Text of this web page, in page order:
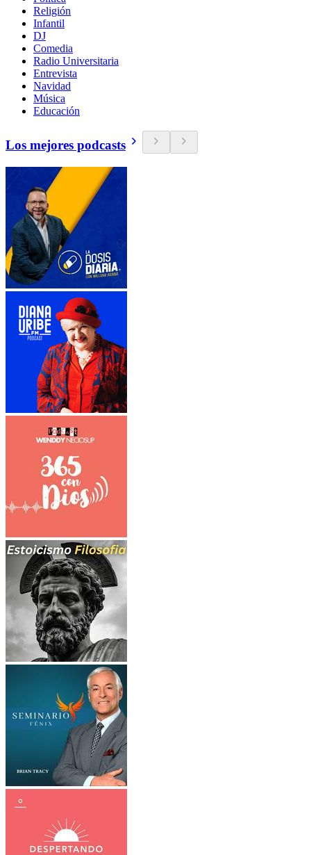
Religión
Infantil
DJ
Comedia
Radio Universitaria
Entrevista
Navidad
Música
Educación
Los mejores podcasts